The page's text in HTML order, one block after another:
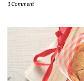
1 Comment